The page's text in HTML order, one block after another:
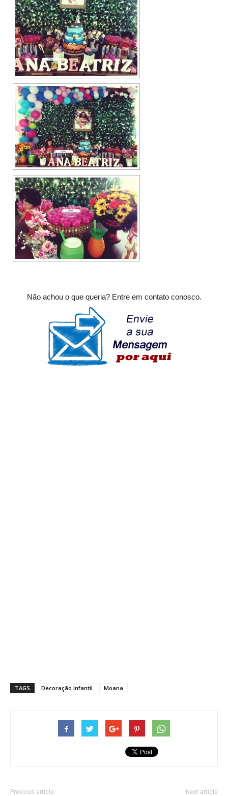
Não achou o que queria? Entre em contato conosco.
TAGS Decoração Infantil Moana
Previous article Next article